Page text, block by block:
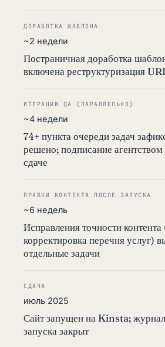
ДОРАБОТКА ШАБЛОНА
~2 недели
Постраничная доработка
включена реструктуризация
ИТЕРАЦИИ QA (ПАРАЛЛЕЛЬНО)
~4 недели
74+ пункта очереди задач
решено; подписание
сдаче
ПРАВКИ КОНТЕНТА ПОСЛЕ ЗАПУСКА
~6 недель
Исправления точности контента
корректировка перечня услуг)
отдельные задачи
СДАЧА
июль 2025
Сайт запущен на Kinsta;
запуска закрыт